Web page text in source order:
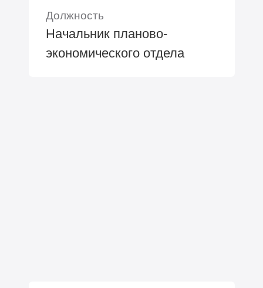
Должность
Начальник планово-
экономического отдела